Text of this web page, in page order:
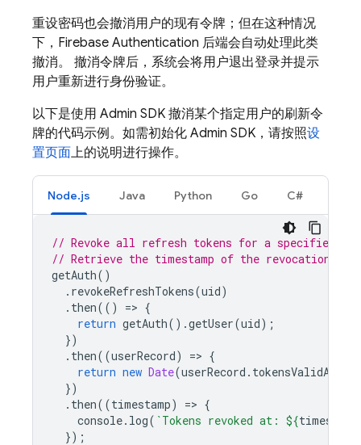
重设密码也会撤消用户的现有令牌；但在这种情况
下， Firebase Authentication 后端会自动处理此类
撤消。 撤消令牌后，系统会将用户退出登录并提示
用户重新进行身份验证。
以下是使用 Admin SDK 撤消某个指定用户的刷新令
牌的代码示例。如需初始化 Admin SDK，请按照设
置页面上的说明进行操作。
Node.js Java Python Go C#
// Revoke all refresh tokens for a specified
// Retrieve the timestamp of the revocation, in
getAuth()
. revokeRefreshTokens(uid)
. then(() => {
return getAuth().getUser(uid);
})
. then((userRecord) => {
return new Date(userRecord .
})
. then((timestamp) => {
console. log( `Tokens revoked at: ${timestamp
});